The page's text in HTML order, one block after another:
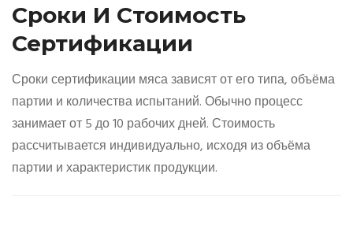
Сроки И Стоимость
Сертификации
Сроки сертификации мяса зависят от его типа, объёма
партии и количества испытаний. Обычно процесс
занимает от 5 до 10 рабочих дней. Стоимость
рассчитывается индивидуально, исходя из объёма
партии и характеристик продукции.